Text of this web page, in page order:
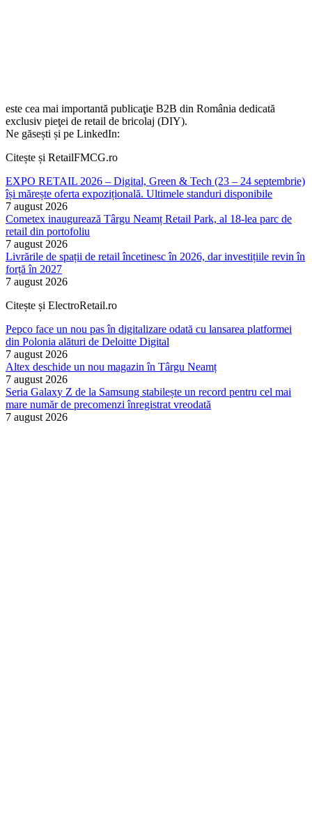
este cea mai importantă publicaţie B2B din România dedicată
exclusiv pieţei de retail de bricolaj (DIY).
Ne găsești și pe LinkedIn:
Citește și RetailFMCG.ro
EXPO RETAIL 2026 – Digital, Green & Tech (23 – 24 septembrie)
își mărește oferta expozițională. Ultimele standuri disponibile
7 august 2026
Cometex inaugurează Târgu Neamț Retail Park, al 18-lea parc de
retail din portofoliu
7 august 2026
Livrările de spații de retail încetinesc în 2026, dar investițiile revin în
forță în 2027
7 august 2026
Citește și ElectroRetail.ro
Pepco face un nou pas în digitalizare odată cu lansarea platformei
din Polonia alături de Deloitte Digital
7 august 2026
Altex deschide un nou magazin în Târgu Neamț
7 august 2026
Seria Galaxy Z de la Samsung stabilește un record pentru cel mai
mare număr de precomenzi înregistrat vreodată
7 august 2026